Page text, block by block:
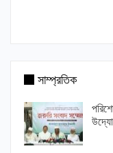
সাম্প্রতিক